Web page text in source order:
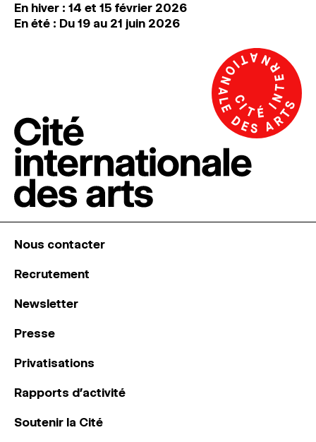
En hiver : 14 et 15 février 2026
En été : Du 19 au 21 juin 2026
Nous contacter
Recrutement
Newsletter
Presse
Privatisations
Rapports d’activité
Soutenir la Cité